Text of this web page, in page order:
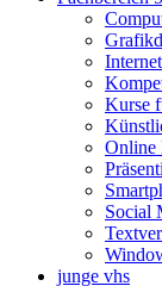
Internet
Kurse
Online
Social
junge vhs